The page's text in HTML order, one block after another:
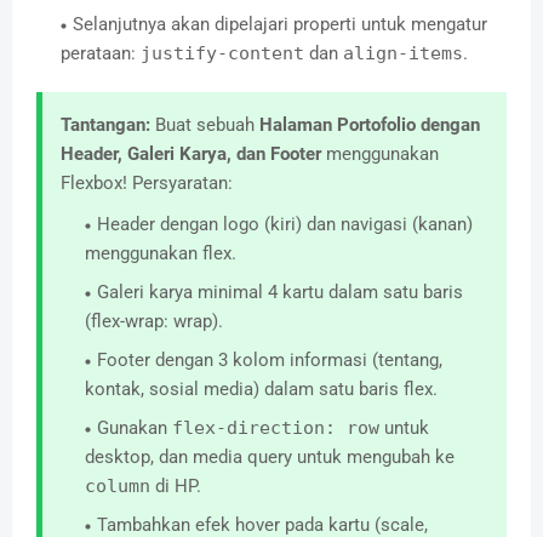
Selanjutnya akan dipelajari properti untuk mengatur
perataan: justify-content dan align-items.
Tantangan: Buat sebuah Halaman Portofolio dengan
Header, Galeri Karya, dan Footermenggunakan
Flexbox! Persyaratan:
Header dengan logo (kiri) dan navigasi (kanan)
menggunakan flex.
Galeri karya minimal 4 kartu dalam satu baris
(flex-wrap: wrap).
Footer dengan 3 kolom informasi (tentang,
kontak, sosial media) dalam satu baris flex.
Gunakan flex-direction: row untuk
desktop, dan media query untuk mengubah ke
column di HP.
Tambahkan efek hover pada kartu (scale,